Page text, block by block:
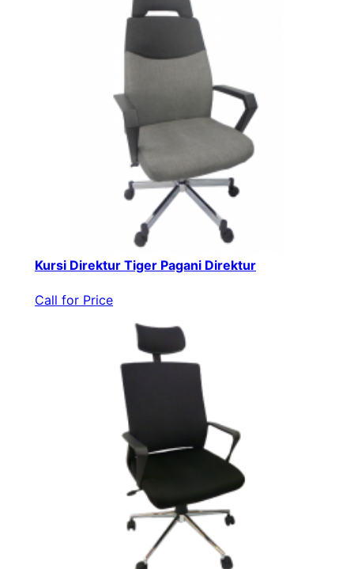
Kursi Direktur Tiger Pagani Direktur
Call for Price